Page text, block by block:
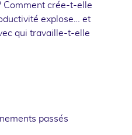
Comment crée-t-elle
explose… et
qui travaille-t-elle
passés